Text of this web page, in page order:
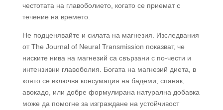
честотата на главоболието, когато се приемат с
течение на времето.
Не подценявайте и силата на магнезия. Изследвания
от The Journal of Neural Transmission показват, че
ниските нива на магнезий са свързани с по-чести и
интензивни главоболия. Богата на магнезий диета, в
която се включва консумация на бадеми, спанак,
авокадо, или добре формулирана натурална добавка
може да помогне за изграждане на устойчивост